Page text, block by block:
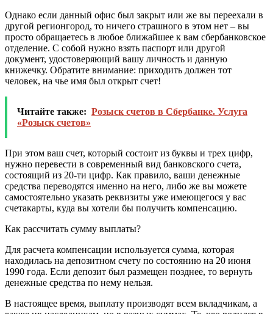
Однако если данный офис был закрыт или же вы переехали в
другой регионгород, то ничего страшного в этом нет – вы
просто обращаетесь в любое ближайшее к вам сбербанковское
отделение. С собой нужно взять паспорт или другой
документ, удостоверяющий вашу личность и данную
книжечку. Обратите внимание: приходить должен тот
человек, на чье имя был открыт счет!
Читайте также: Розыск счетов в Сбербанке. Услуга
«Розыск счетов»
При этом ваш счет, который состоит из буквы и трех цифр,
нужно перевести в современный вид банковского счета,
состоящий из 20-ти цифр. Как правило, ваши денежные
средства переводятся именно на него, либо же вы можете
самостоятельно указать реквизиты уже имеющегося у вас
счетакарты, куда вы хотели бы получить компенсацию.
Как рассчитать сумму выплаты?
Для расчета компенсации используется сумма, которая
находилась на депозитном счету по состоянию на 20 июня
1990 года. Если депозит был размещен позднее, то вернуть
денежные средства по нему нельзя.
В настоящее время, выплату производят всем вкладчикам, а